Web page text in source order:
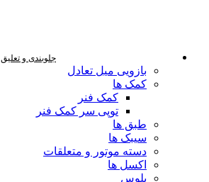
جلوبندی و تعلیق
بازویی میل تعادل
کمک ها
کمک فنر
توپی سر کمک فنر
طبق ها
سیبک ها
دسته موتور و متعلقات
اکسل ها
پلوس